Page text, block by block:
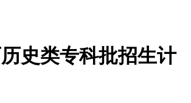
史类专科批招生计